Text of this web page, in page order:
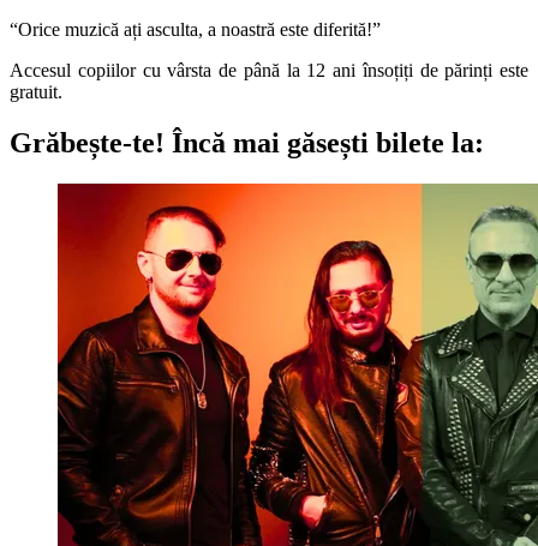
“Orice muzică ați asculta, a noastră este diferită!”
Accesul copiilor cu vârsta de până la 12 ani însoțiți de părinți este
gratuit.
Grăbește-te! Încă mai găsești bilete la: